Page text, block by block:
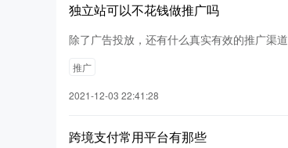
独立站可以不花钱做推广吗
除了广告投放，还有什么真实有效的推广渠道
推广
2021-12-03 22:41:28
跨境支付常用平台有那些